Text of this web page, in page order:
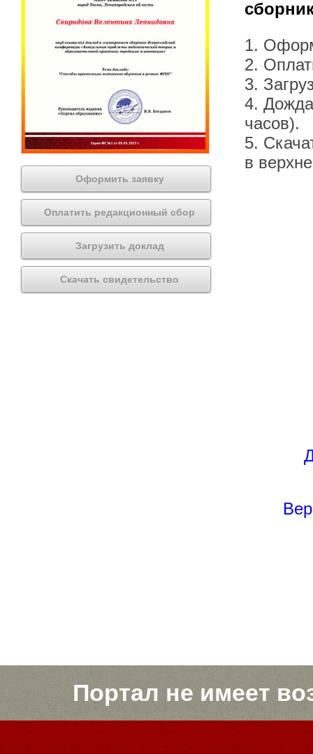
Оформить заявку
Оплатить редакционный сбор
Загрузить доклад
Скачать свидетельство
1.
2.
3.
4.
часов).
5.
в
Портал не имеет